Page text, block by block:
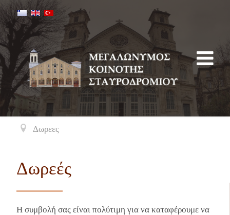
Δωρεες
Δωρεές
Η συμβολή σας είναι πολύτιμη για να καταφέρουμε να